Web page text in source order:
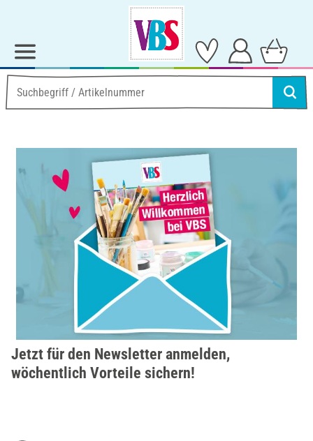
Jetzt für den Newsletter anmelden,
wöchentlich Vorteile sichern!